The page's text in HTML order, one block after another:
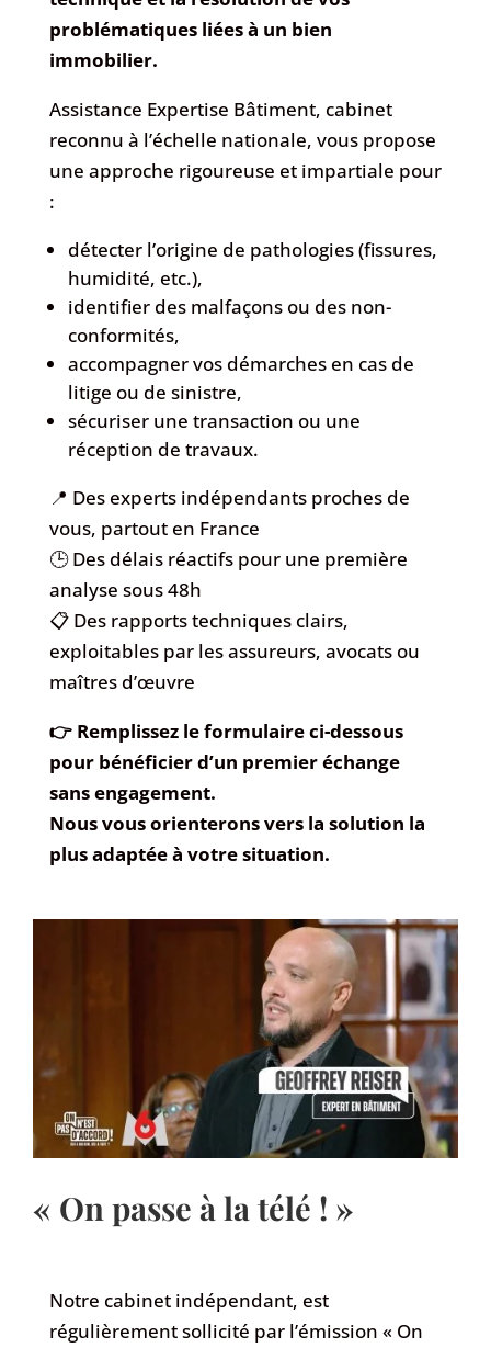
problématiques liées à un bien
immobilier.
Assistance Expertise Bâtiment, cabinet
reconnu à l’échelle nationale, vous propose
une approche rigoureuse et impartiale pour
:
détecter l’origine de pathologies (fissures,
humidité, etc.),
identifier des malfaçons ou des non-
conformités,
accompagner vos démarches en cas de
litige ou de sinistre,
sécuriser une transaction ou une
réception de travaux.
📍 Des experts indépendants proches de
vous, partout en France
🕒 Des délais réactifs pour une première
analyse sous 48h
📋 Des rapports techniques clairs,
exploitables par les assureurs, avocats ou
maîtres d’œuvre
👉 Remplissez le formulaire ci-dessous
pour bénéficier d’un premier échange
sans engagement.
Nous vous orienterons vers la solution la
plus adaptée à votre situation.
« On passe à la télé ! »
Notre cabinet indépendant, est
régulièrement sollicité par l’émission « On